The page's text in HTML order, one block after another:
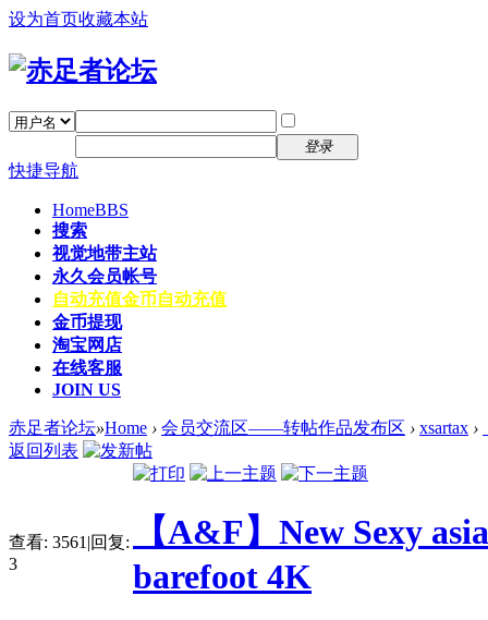
设为首页收藏本站
登录
快捷导航
HomeBBS
搜索
视觉地带主站
永久会员帐号
自动充值金币自动充值
金币提现
淘宝网店
在线客服
JOIN US
赤足者论坛»Home › 会员交流区——转帖作品发布区 › xsartax ›
返回列表
查看: 3561 |回复:
3
【A&F】New Sexy
barefoot 4K